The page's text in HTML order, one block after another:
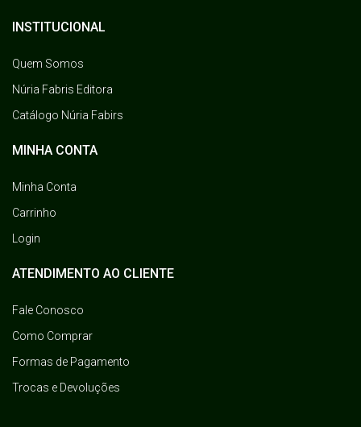
INSTITUCIONAL
Quem Somos
Núria Fabris Editora
Catálogo Núria Fabirs
MINHA CONTA
Minha Conta
Carrinho
Login
ATENDIMENTO AO CLIENTE
Fale Conosco
Como Comprar
Formas de Pagamento
Trocas e Devoluções